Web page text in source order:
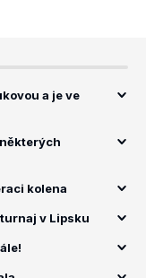
a je ve
kolena
v Lipsku